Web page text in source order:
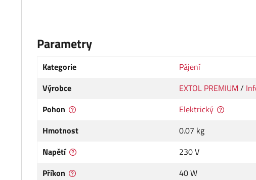
Parametry
Kategorie
Pájení
Výrobce
EXTOL PREMIUM /
Pohon
Elektrický
Hmotnost
0.07 kg
Napětí
230 V
Příkon
40 W